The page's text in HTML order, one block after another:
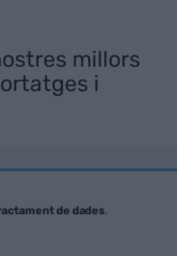
millors
i
de dades.